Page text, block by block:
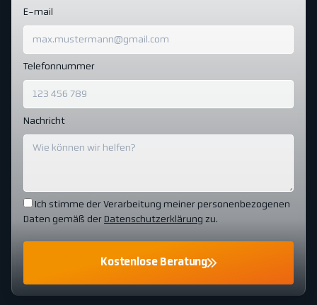
E-mail
Telefonnummer
Nachricht
Ich stimme der Verarbeitung meiner personenbezogenen
Daten gemäß der Datenschutzerklärung zu.
Kostenlose Beratung